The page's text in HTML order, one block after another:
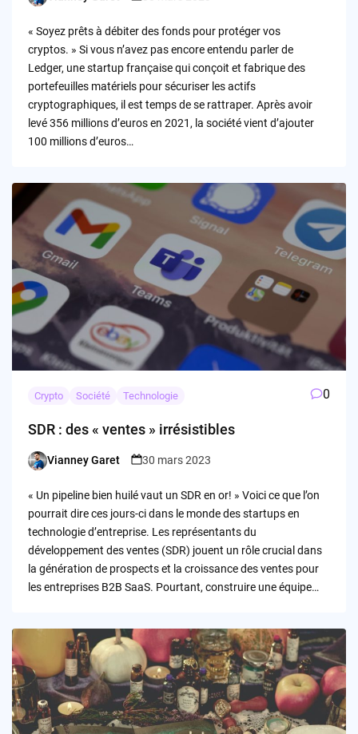
Posted
« Soyez prêts à débiter des fonds pour protéger vos
cryptos. » Si vous n’avez pas encore entendu parler de
Ledger, une startup française qui conçoit et fabrique des
portefeuilles matériels pour sécuriser les actifs
cryptographiques, il est temps de se rattraper. Après avoir
levé 356 millions d’euros en 2021, la société vient d’ajouter
100 millions d’euros…
Crypto Société Technologie 0
SDR : des « ventes » irrésistibles
Posted
Vianney Garet 30 mars 2023
« Un pipeline bien huilé vaut un SDR en or! » Voici ce que l’on
pourrait dire ces jours-ci dans le monde des startups en
technologie d’entreprise. Les représentants du
développement des ventes (SDR) jouent un rôle crucial dans
la génération de prospects et la croissance des ventes pour
les entreprises B2B SaaS. Pourtant, construire une équipe…